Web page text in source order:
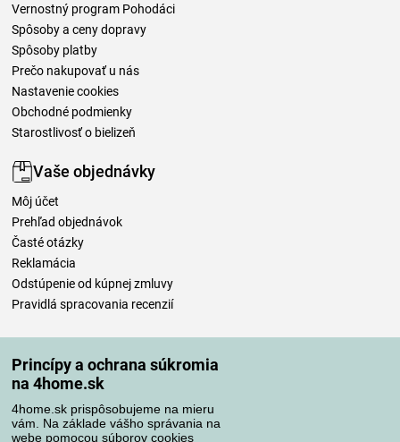
Princípy a ochrana súkromia
na 4home.sk
4home.sk prispôsobujeme na mieru
vám. Na základe vášho správania na
webe pomocou súborov cookies
Vernostný program Pohodáci
Spôsoby a ceny dopravy
Spôsoby platby
Prečo nakupovať u nás
Nastavenie cookies
Obchodné podmienky
Starostlivosť o bielizeň
Vaše objednávky
Môj účet
Prehľad objednávok
Časté otázky
Reklamácia
Odstúpenie od kúpnej zmluvy
Pravidlá spracovania recenzií
Spôsoby platby